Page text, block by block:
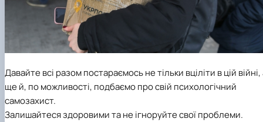
Давайте всі разом постараємось не тільки вціліти в цій війні,
ще й, по можливості, подбаємо про свій психологічний
самозахист.
Залишайтеся здоровими та не ігноруйте свої проблеми.